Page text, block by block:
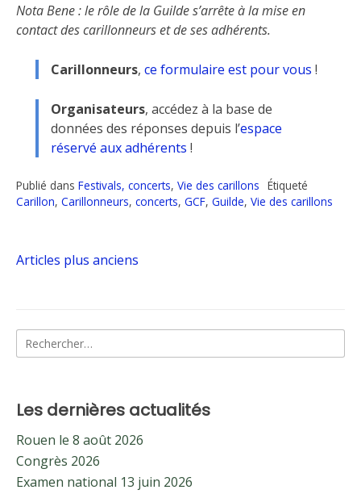
Nota Bene : le rôle de la Guilde s’arrête à la mise en
contact des carillonneurs et de ses adhérents.
Carillonneurs, ce formulaire est pour vous !
Organisateurs, accédez à la base de
données des réponses depuis l’espace
réservé aux adhérents !
Publié dans Festivals, concerts, Vie des carillons Étiqueté
Carillon, Carillonneurs, concerts, GCF, Guilde, Vie des carillons
Navigation
articles
Articles plus anciens
Rechercher :
Les dernières actualités
Rouen le 8 août 2026
Congrès 2026
Examen national 13 juin 2026